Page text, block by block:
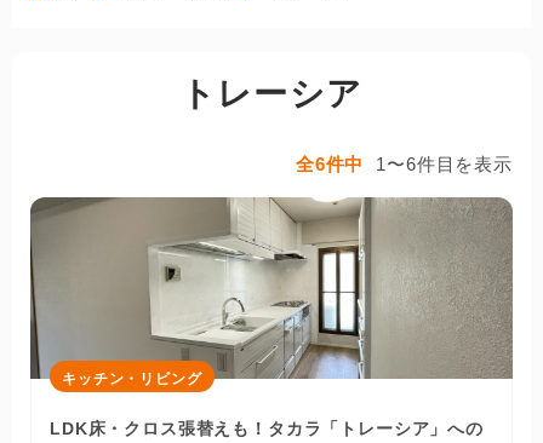
トレーシア
全6件中 1〜6件目を表示
キッチン・リビング
LDK床・クロス張替えも！タカラ「トレーシア」への